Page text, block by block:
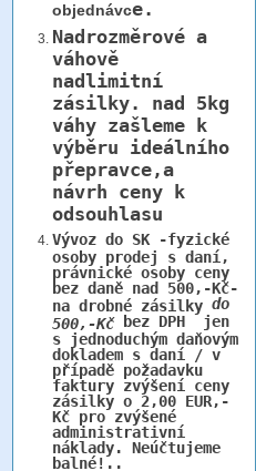
objednávce.
Nadrozměrové a
váhově
nadlimitní
zásilky. nad 5kg
váhy zašleme k
výběru ideálního
přepravce,a
návrh ceny k
odsouhlasu
Vývoz do SK -fyzické
osoby prodej s daní,
právnické osoby ceny
bez daně nad 500,-Kč-
na drobné zásilky do
500,-Kčbez DPH jen
s jednoduchým daňovým
dokladem s daní / v
případě požadavku
faktury zvýšení ceny
zásilky o 2,00 EUR,-
Kč pro zvýšené
administrativní
náklady. Neúčtujeme
balné!..